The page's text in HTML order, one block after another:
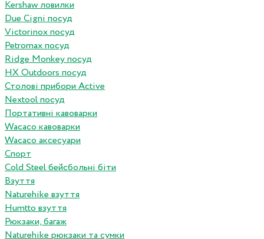
Kershaw ловилки
Due Cigni посуд
Victorinox посуд
Petromax посуд
Ridge Monkey посуд
HX Outdoors посуд
Столові прибори Active
Nextool посуд
Портативні кавоварки
Wacaco кавоварки
Wacaco аксесуари
Спорт
Cold Steel бейсбольні біти
Взуття
Naturehike взуття
Humtto взуття
Рюкзаки, багаж
Naturehike рюкзаки та сумки